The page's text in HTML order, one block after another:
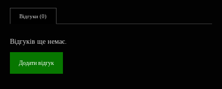
Відгуки (0)
Відгуків ще немає.
Додати відгук